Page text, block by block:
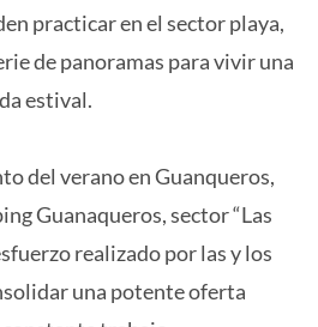
practicar en el sector playa,
de panoramas para vivir una
estival.
del verano en Guanqueros,
Guanaqueros, sector “Las
realizado por las y los
una potente oferta